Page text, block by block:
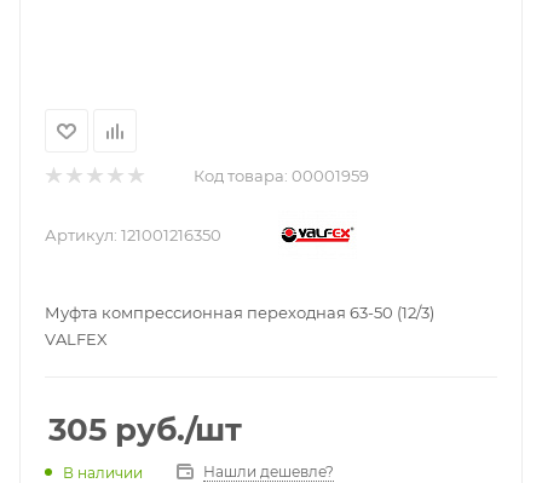
Код товара: 00001959
Артикул: 121001216350
Муфта компрессионная переходная 63-50 (12/3)
VALFEX
305 руб./шт
В наличии Нашли дешевле?